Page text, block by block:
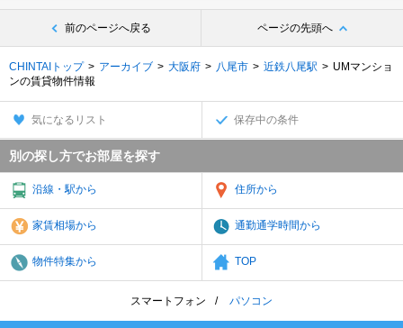
前のページへ戻る ページの先頭へ
CHINTAIトップ アーカイブ 大阪府 八尾市 近鉄八尾駅
UMマンショ
ンの賃貸物件情報
気になるリスト 保存中の条件
別の探し方でお部屋を探す
沿線・駅から 住所から
家賃相場から 通勤通学時間から
物件特集から TOP
スマートフォン パソコン